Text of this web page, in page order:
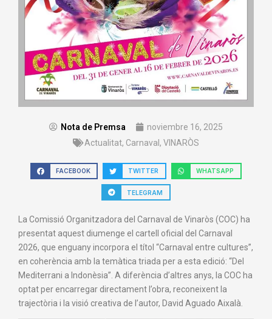
Nota de Premsa
noviembre 16, 2025
Actualitat, Carnaval , VINARÒS
FACEBOOK TWITTER WHATSAPP
TELEGRAM
La Comissió Organitzadora del Carnaval de Vinaròs (COC) ha
presentat aquest diumenge el cartell oficial del Carnaval
2026, que enguany incorpora el títol “Carnaval entre cultures”,
en coherència amb la temàtica triada per a esta edició: “Del
Mediterrani a Indonèsia”. A diferència d’altres anys, la COC ha
optat per encarregar directament l’obra, reconeixent la
trajectòria i la visió creativa de l’autor, David Aguado Aixalà.